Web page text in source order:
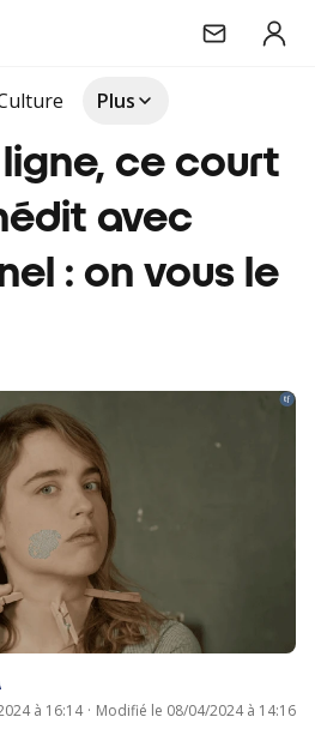
Plus
ce court
avec
: on vous le
à 16:14 · Modifié le 08/04/2024 à 14:16